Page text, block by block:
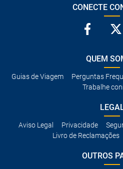
CONECTE
QUEM
Guias de Viagem Perguntas
Trabalhe
Aviso Legal Privacidade
Livro de Reclamações
OUTROS